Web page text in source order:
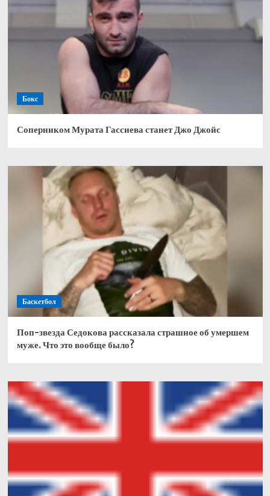
Бокс
Соперником Мурата Гассиева станет Джо Джойс
Баскетбол
Поп-звезда Седокова рассказала страшное об умершем
муже. Что это вообще было?